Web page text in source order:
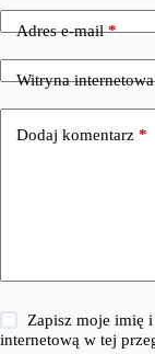
Adres e-mail*
Witryna internetowa
Dodaj komentarz *
Zapisz moje imię
internetową w tej